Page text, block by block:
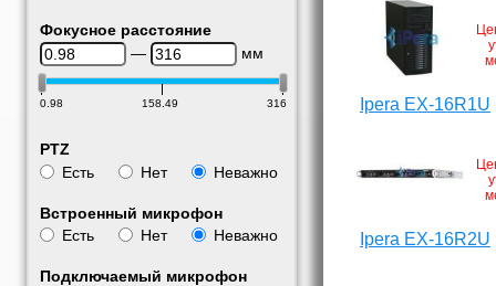
Фокусное расстояние
—
мм
0.98 158.49 316
PTZ
Есть
Нет Неважно
Встроенный микрофон
Есть
Нет Неважно
Подключаемый микрофон
Ipera EX-16R1U
Ipera EX-16R2U